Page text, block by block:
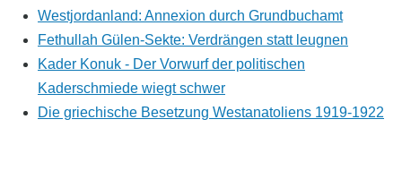
Westjordanland: Annexion durch Grundbuchamt
Fethullah Gülen-Sekte: Verdrängen statt leugnen
Kader Konuk - Der Vorwurf der politischen
Kaderschmiede wiegt schwer
Die griechische Besetzung Westanatoliens 1919-1922